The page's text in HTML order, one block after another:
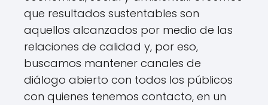
que resultados sustentables son
aquellos alcanzados por medio de las
relaciones de calidad y, por eso,
buscamos mantener canales de
diálogo abierto con todos los públicos
con quienes tenemos contacto, en un